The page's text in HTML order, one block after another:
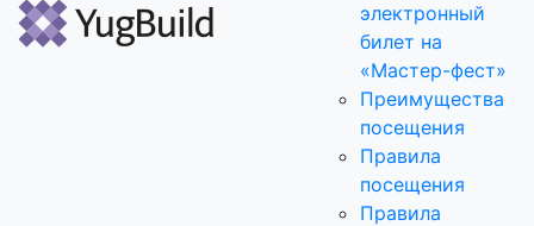
электронный
билет на
«Мастер-фест»
Преимущества
посещения
Правила
посещения
Правила